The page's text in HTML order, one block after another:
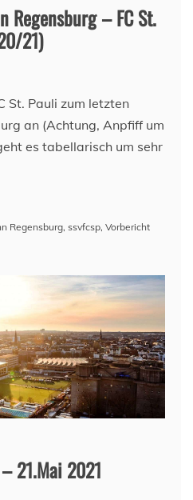
Regensburg – FC St.
21)
St. Pauli zum letzten
an (Achtung, Anpfiff um
es tabellarisch um sehr
Regensburg, ssvfcsp, Vorbericht
21.Mai 2021